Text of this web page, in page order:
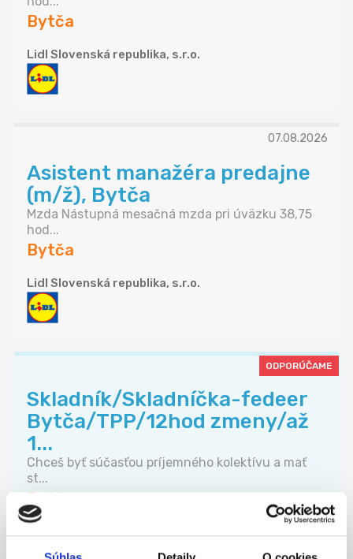
Bytča
Lidl Slovenská republika, s.r.o.
07.08.2026
Asistent manažéra predajne
(m/ž), Bytča
Mzda Nástupná mesačná mzda pri úväzku 38,75
hod...
Bytča
Lidl Slovenská republika, s.r.o.
ODPORÚČAME
Skladník/Skladníčka-fedeer
Bytča/TPP/12hod zmeny/až
1...
Chceš byť súčasťou príjemného kolektívu a mať
st...
Bytča